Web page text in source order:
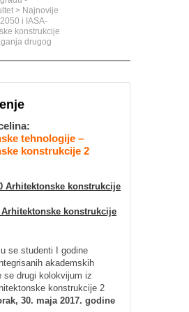
> Najnovije
i IASA-
konstrukcije
drugog
tehnologije –
konstrukcije 2
Arhitektonske konstrukcije
Arhitektonske konstrukcije
se studenti I godine
akademskih
se drugi kolokvijum iz
konstrukcije 2
30. maja 2017. godine